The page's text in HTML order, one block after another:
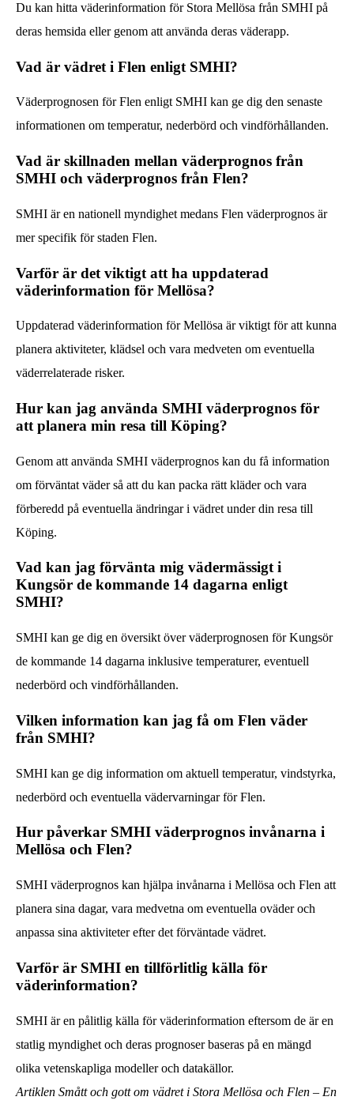
Du kan hitta väderinformation för Stora Mellösa från SMHI på
deras hemsida eller genom att använda deras väderapp.
Vad är vädret i Flen enligt SMHI?
Väderprognosen för Flen enligt SMHI kan ge dig den senaste
informationen om temperatur, nederbörd och vindförhållanden.
Vad är skillnaden mellan väderprognos från
SMHI och väderprognos från Flen?
SMHI är en nationell myndighet medans Flen väderprognos är
mer specifik för staden Flen.
Varför är det viktigt att ha uppdaterad
väderinformation för Mellösa?
Uppdaterad väderinformation för Mellösa är viktigt för att kunna
planera aktiviteter, klädsel och vara medveten om eventuella
väderrelaterade risker.
Hur kan jag använda SMHI väderprognos för
att planera min resa till Köping?
Genom att använda SMHI väderprognos kan du få information
om förväntat väder så att du kan packa rätt kläder och vara
förberedd på eventuella ändringar i vädret under din resa till
Köping.
Vad kan jag förvänta mig vädermässigt i
Kungsör de kommande 14 dagarna enligt
SMHI?
SMHI kan ge dig en översikt över väderprognosen för Kungsör
de kommande 14 dagarna inklusive temperaturer, eventuell
nederbörd och vindförhållanden.
Vilken information kan jag få om Flen väder
från SMHI?
SMHI kan ge dig information om aktuell temperatur, vindstyrka,
nederbörd och eventuella vädervarningar för Flen.
Hur påverkar SMHI väderprognos invånarna i
Mellösa och Flen?
SMHI väderprognos kan hjälpa invånarna i Mellösa och Flen att
planera sina dagar, vara medvetna om eventuella oväder och
anpassa sina aktiviteter efter det förväntade vädret.
Varför är SMHI en tillförlitlig källa för
väderinformation?
SMHI är en pålitlig källa för väderinformation eftersom de är en
statlig myndighet och deras prognoser baseras på en mängd
olika vetenskapliga modeller och datakällor.
Artiklen Smått och gott om vädret i Stora Mellösa och Flen – En